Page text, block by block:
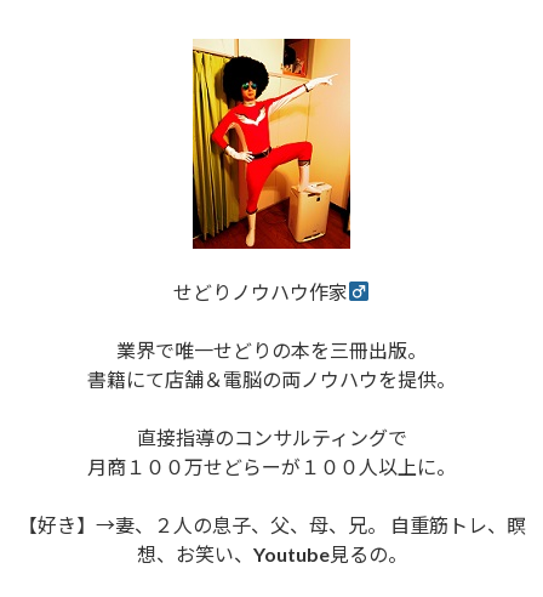
せどりノウハウ作家
業界で唯一せどりの本を三冊出版。
書籍にて店舗＆電脳の両ノウハウを提供。
直接指導のコンサルティングで
月商１００万せどらーが１００人以上に。
【好き】→妻、２人の息子、父、母、兄。 自重筋トレ、瞑
想、お笑い、Youtube見るの。